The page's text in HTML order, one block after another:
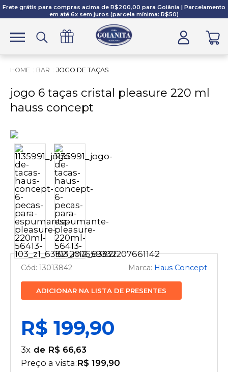
Frete grátis para compras acima de R$200,00 para Goiânia | Parcelamento
em até 6x sem juros (parcela mínima: R$50)
BAR JOGO DE TAÇAS
jogo 6 taças cristal pleasure 220 ml
hauss concept
13013842 Haus Concept
ADICIONAR NA LISTA DE PRESENTES
R$ 199,90
3x
R$ 66,63
Preço a vista:R$ 199,90